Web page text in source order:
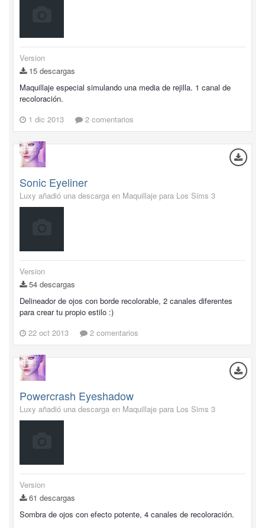
Version
15 descargas
Maquillaje especial simulando una media de rejilla. 1 canal de
recoloración.
1 dic 2013
2 comentarios
Sonic Eyeliner
Luxy añadió una descarga en Maquillaje para Los Sims 3
Version
54 descargas
Delineador de ojos con borde recolorable, 2 canales diferentes
para crear tu propio estilo :)
22 oct 2013
2 comentarios
Powercrash Eyeshadow
Luxy añadió una descarga en Maquillaje para Los Sims 3
Version
61 descargas
Sombra de ojos con efecto potente, 4 canales de recoloración.